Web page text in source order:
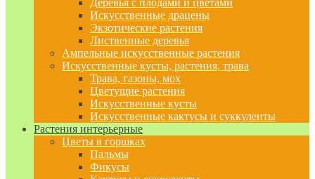
Деревья с плодами и цветами
Искусственные драцены
Экзотические растения
Лиственные деревья
Ампельные искусственные растения
Искусственные кусты, растения, трава
Трава, газоны, мох
Цветущие растения
Искусственные кусты
Искусственные кактусы и суккуленты
Растения интерьерные
Цветы в горшках
Пальмы
Фикусы